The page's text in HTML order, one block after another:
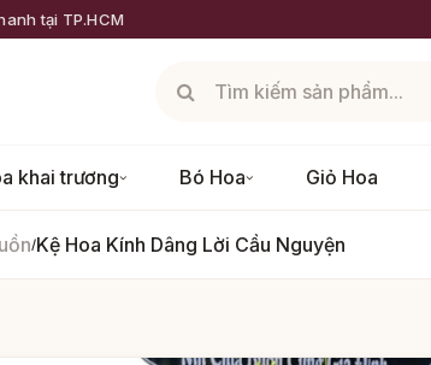
tại TP.HCM
khai trương Bó Hoa Giỏ Hoa
/Kệ Hoa Kính Dâng Lời Cầu Nguyện